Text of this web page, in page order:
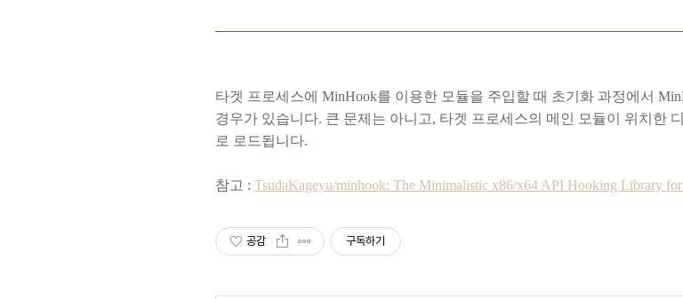
타겟 프로세스에 MinHook를 이용한 모듈을 주입할 때 초기화 과정에서
경우가 있습니다. 큰 문제는 아니고, 타겟 프로세스의 메인 모듈이 위치한
로 로드됩니다.
참고 : TsudaKageyu/minhook: The Minimalistic x86/x64 API Hooking Library
공감 구독하기